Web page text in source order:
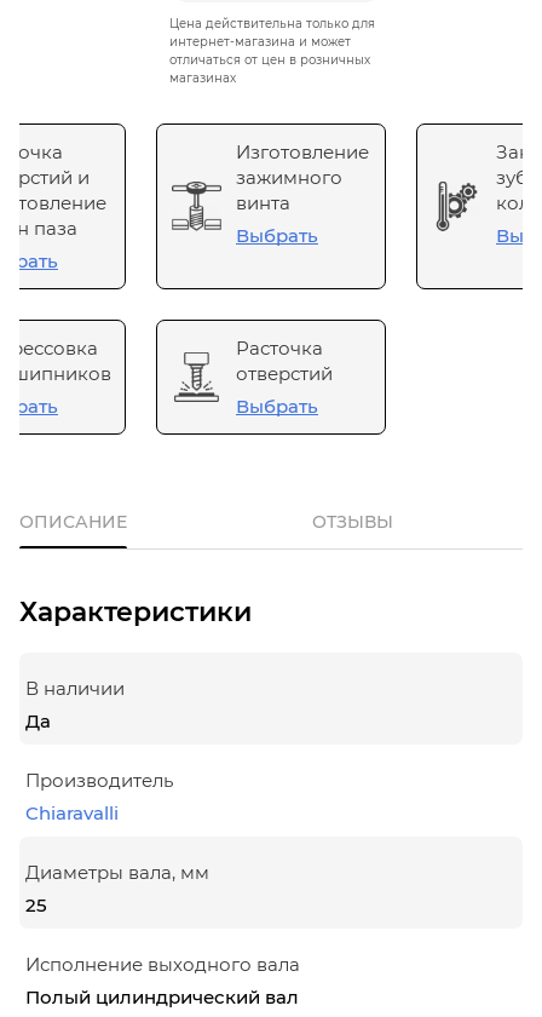
Цена действительна только для
интернет-магазина и может
отличаться от цен в розничных
магазинах
и
паза
Изготовление
зажимного
винта
Выбрать
Расточка
отверстий
Выбрать
ОПИСАНИЕ ОТЗЫВЫ
Характеристики
В наличии
Да
Производитель
Chiaravalli
Диаметры вала, мм
25
Исполнение выходного вала
Полый цилиндрический вал